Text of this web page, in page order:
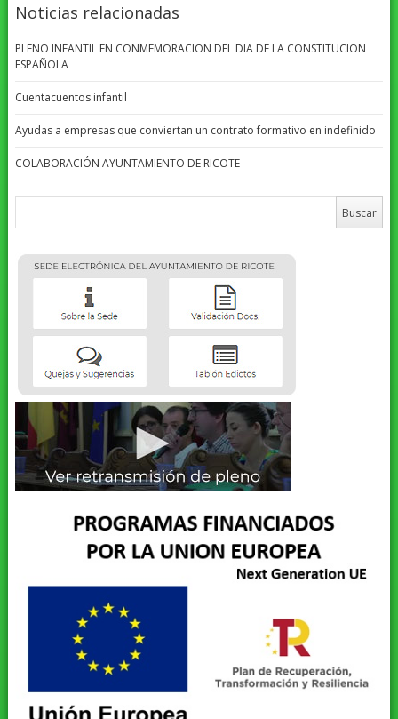
Noticias relacionadas
PLENO INFANTIL EN CONMEMORACION DEL DIA DE LA CONSTITUCION
ESPAÑOLA
Cuentacuentos infantil
Ayudas a empresas que conviertan un contrato formativo en indefinido
COLABORACIÓN AYUNTAMIENTO DE RICOTE